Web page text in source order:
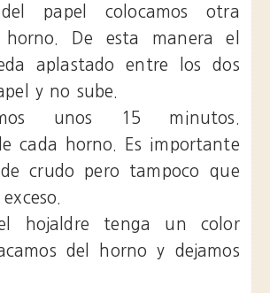
papel colocamos otra
horno. De esta manera el
aplastado entre los dos
y no sube.
unos 15 minutos.
cada horno. Es importante
crudo pero tampoco que
hojaldre tenga un color
del horno y dejamos